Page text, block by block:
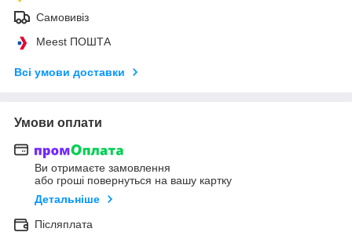
Самовивіз
Meest ПОШТА
Всі умови доставки
Умови оплати
Ви отримаєте замовлення
або гроші повернуться на вашу картку
Детальніше
Післяплата